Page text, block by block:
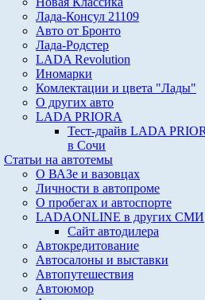
Лада-Консул 21109
Авто от Бронто
Лада-Родстер
LADA Revolution
Иномарки
Комлектации и цвета "Лады"
О других авто
LADA PRIORA
Тест-драйв LADA
в Сочи
Статьи на автотемы
О ВАЗе и вазовцах
Личности в автопроме
О пробегах и автоспорте
LADAONLINE в других СМИ
Сайт автодилера
Автокредитование
Автосалоны и выставки
Автопутешествия
Автоюмор